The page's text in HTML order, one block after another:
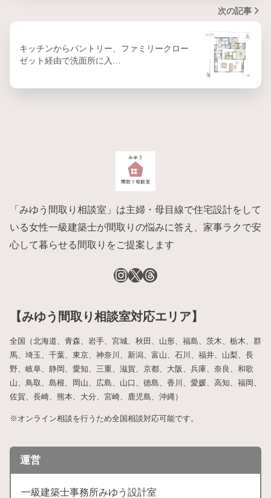
次の記事
キッチンからパントリー、ファミリークロー
ゼット経由で洗面所に入…
「みゆう間取り相談室」は主婦・母目線で住宅設計をして
いる女性一級建築士が間取りの悩みに答え、家事ラクで安
心して暮らせる間取りをご提案します
【みゆう間取り相談室対応エリア】
全国（北海道、青森、岩手、宮城、秋田、山形、福島、茨木、栃木、群
馬、埼玉、千葉、東京、神奈川、新潟、富山、石川、福井、山梨、長
野、岐阜、静岡、愛知、三重、滋賀、京都、大阪、兵庫、奈良、和歌
山、鳥取、島根、岡山、広島、山口、徳島、香川、愛媛、高知、福岡、
佐賀、長崎、熊本、大分、宮崎、鹿児島、沖縄）
※オンライン相談を行うため全国相談対応可能です。
運営
一級建築士事務所みゆう設計室